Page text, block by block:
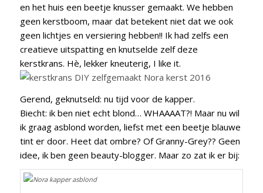
en het huis een beetje knusser gemaakt. We hebben
geen kerstboom, maar dat betekent niet dat we ook
geen lichtjes en versiering hebben!! Ik had zelfs een
creatieve uitspatting en knutselde zelf deze
kerstkrans. Hè, lekker kneuterig, I like it.
Gerend, geknutseld: nu tijd voor de kapper.
Biecht: ik ben niet echt blond… WHAAAAT?! Maar nu wil
ik graag asblond worden, liefst met een beetje blauwe
tint er door. Heet dat ombre? Of Granny-Grey?? Geen
idee, ik ben geen beauty-blogger. Maar zo zat ik er bij: